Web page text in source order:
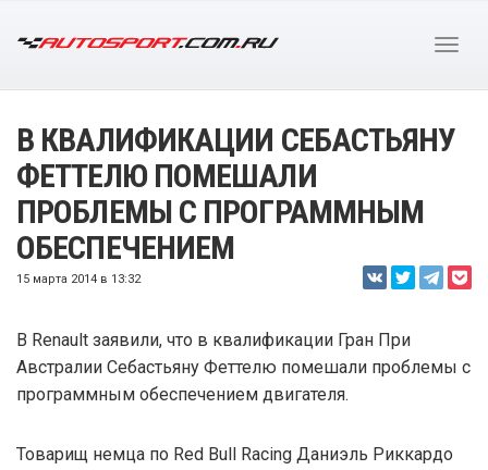
В КВАЛИФИКАЦИИ СЕБАСТЬЯНУ
ФЕТТЕЛЮ ПОМЕШАЛИ
ПРОБЛЕМЫ С ПРОГРАММНЫМ
ОБЕСПЕЧЕНИЕМ
15 марта 2014 в 13:32
В Renault заявили, что в квалификации Гран При
Австралии Себастьяну Феттелю помешали проблемы с
программным обеспечением двигателя.
Товарищ немца по Red Bull Racing Даниэль Риккардо